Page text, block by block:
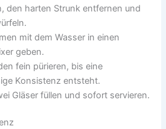
den harten Strunk entfernen und
mit dem Wasser in einen
geben.
fein pürieren, bis eine
Konsistenz entsteht.
Gläser füllen und sofort servieren.